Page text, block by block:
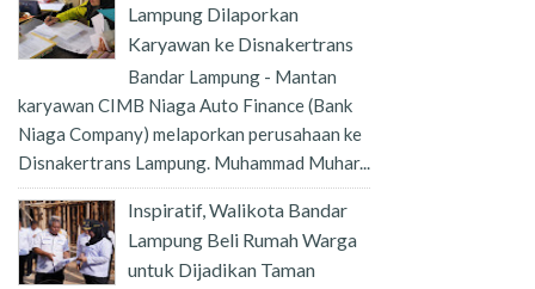
Lampung Dilaporkan
Karyawan ke Disnakertrans
Bandar Lampung - Mantan
karyawan CIMB Niaga Auto Finance (Bank
Niaga Company) melaporkan perusahaan ke
Disnakertrans Lampung. Muhammad Muhar...
Inspiratif, Walikota Bandar
Lampung Beli Rumah Warga
untuk Dijadikan Taman